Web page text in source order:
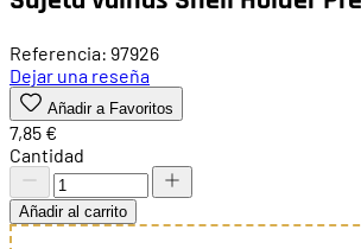
Referencia: 97926
Dejar una reseña
Añadir a Favoritos
7,85 €
Cantidad
Añadir al carrito